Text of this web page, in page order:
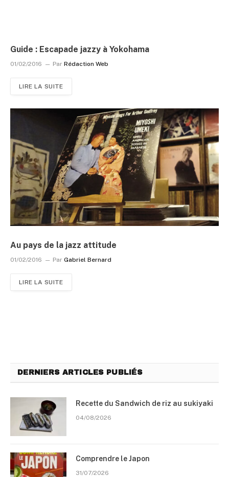
Guide : Escapade jazzy à Yokohama
01/02/2016 Par Rédaction Web
LIRE LA SUITE
Au pays de la jazz attitude
01/02/2016 Par Gabriel Bernard
LIRE LA SUITE
DERNIERS ARTICLES PUBLIÉS
Recette du Sandwich de riz au sukiyaki
04/08/2026
Comprendre le Japon
31/07/2026